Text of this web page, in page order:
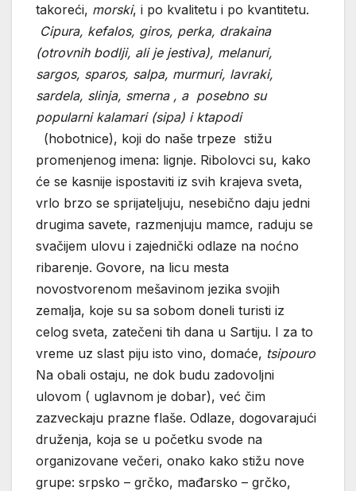
takoreći, morski, i po kvalitetu i po kvantitetu.
Cipura, kefalos, giros, perka, drakaina
(otrovnih bodlji, ali je jestiva), melanuri,
sargos, sparos, salpa, murmuri, lavraki,
sardela, slinja, smerna , a posebno su
popularni kalamari (sipa) i ktapodi
(hobotnice), koji do naše trpeze stižu
promenjenog imena: lignje. Ribolovci su, kako
će se kasnije ispostaviti iz svih krajeva sveta,
vrlo brzo se sprijateljuju, nesebično daju jedni
drugima savete, razmenjuju mamce, raduju se
svačijem ulovu i zajednički odlaze na noćno
ribarenje. Govore, na licu mesta
novostvorenom mešavinom jezika svojih
zemalja, koje su sa sobom doneli turisti iz
celog sveta, zatečeni tih dana u Sartiju. I za to
vreme uz slast piju isto vino, domaće, tsipouro
Na obali ostaju, ne dok budu zadovoljni
ulovom ( uglavnom je dobar), već čim
zazveckaju prazne flaše. Odlaze, dogovarajući
druženja, koja se u početku svode na
organizovane večeri, onako kako stižu nove
grupe: srpsko – grčko, mađarsko – grčko,